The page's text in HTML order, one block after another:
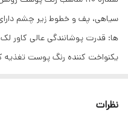
سیاهی، پف و خطوط زیر چشم دارای
ها: قدرت پوشانندگی عالی کاور
یکنواخت کننده رنگ پوست تغذیه
نظرات